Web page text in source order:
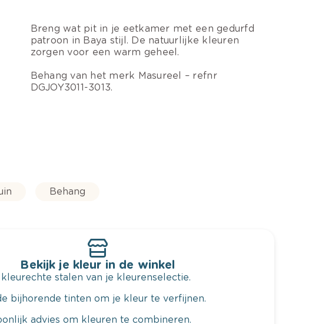
Breng wat pit in je eetkamer met een gedurfd
patroon in Baya stijl. De natuurlijke kleuren
zorgen voor een warm geheel.
Behang van het merk Masureel – refnr
DGJOY3011-3013.
Behang
Bekijk je kleur in de winkel
stalen van je kleurenselectie.
bijhorende tinten om je kleur te verfijnen.
advies om kleuren te combineren.